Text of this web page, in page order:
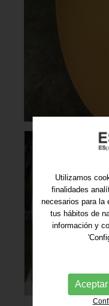
Utilizamos
finalidades
necesarios para la
tus hábitos de
información y